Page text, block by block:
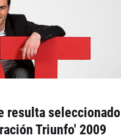
resulta seleccionado
Triunfo' 2009